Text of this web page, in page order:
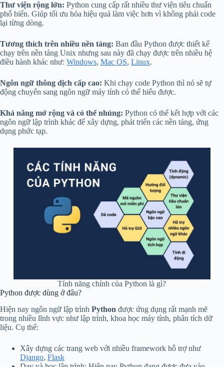
Thư viện rộng lớn: Python cung cấp rất nhiều thư viện tiêu chuẩn
phổ biến. Giúp tối ưu hóa hiệu quả làm việc hơn vì không phải code
lại từng dòng.
Tương thích trên nhiều nền tảng: Ban đầu Python được thiết kế
chạy trên nền tảng Unix nhưng sau này đã chạy được trên nhiều hệ
điều hành khác như: Windows, Mac OS, Linux.
Ngôn ngữ thông dịch cấp cao: Khi chạy code Python thì nó sẽ tự
động chuyển sang ngôn ngữ máy tính có thể hiểu được.
Khả năng mở rộng và có thể nhúng: Python có thể kết hợp với các
ngôn ngữ lập trình khác để xây dựng, phát triển các nền tảng, ứng
dụng phức tạp.
Tính năng chính của Python là gì?
Python được dùng ở đâu?
Hiện nay ngôn ngữ lập trình Python được ứng dụng rất mạnh mẽ
trong nhiều lĩnh vực như lập trình, khoa học máy tính, phân tích dữ
liệu. Cụ thể:
Xây dựng các trang web với nhiều framework hỗ trợ như
Django, Flask